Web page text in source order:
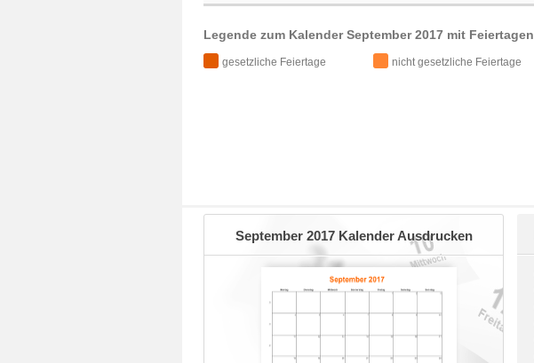
Legende zum Kalender September 2017 mit Feiertagen
gesetzliche Feiertage nicht gesetzliche Feiertage
September 2017 Kalender Ausdrucken